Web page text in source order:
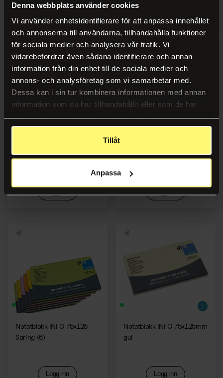
Denna webbplats använder cookies
Vi använder enhetsidentifierare för att anpassa innehållet
och annonserna till användarna, tillhandahålla funktioner
för sociala medier och analysera vår trafik. Vi
vidarebefordrar även sådana identifierare och annan
information från din enhet till de sociala medier och
annons- och analysföretag som vi samarbetar med.
Dessa kan i sin tur kombinera informationen med annan
information som du har tillhandahållit eller som de har
samlat in när du har använt deras tjänster.
Tillåt
Anpassa
Logg inn
resirk ass (12)
resirk gul (12)
Notatblokk INFO 75x125
Spring (6)
Logg inn
Notatblokk INFO 75x125mm
gul
Logg inn